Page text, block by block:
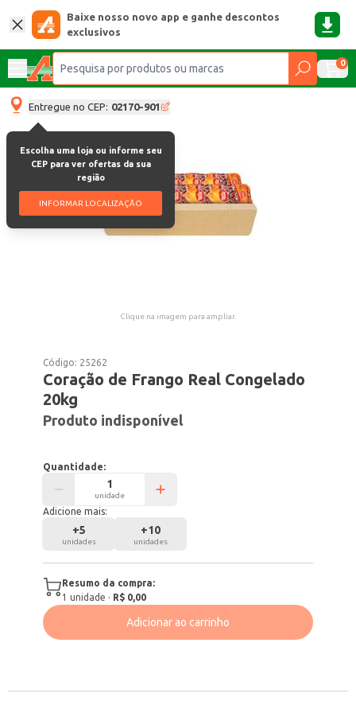
Baixe nosso novo app e ganhe descontos
exclusivos
0
Entregue no CEP: 02170-901
Escolha uma loja ou informe seu
CEP para ver ofertas da sua
região
INFORMAR LOCALIZAÇÃO
Clique na imagem para ampliar.
Código: 25262
Coração de Frango Real Congelado
20kg
Produto indisponível
Quantidade:
unidade
Adicione mais:
+5
unidades
+10
unidades
Resumo da compra:
1 unidade · R$ 0,00
Adicionar ao carrinho